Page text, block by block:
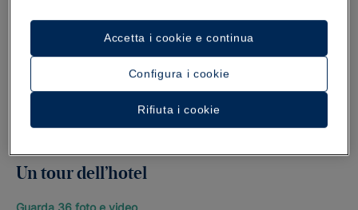
Un tour dell’hotel
Guarda 36 foto e video
Configura i cookie
Rifiuta i cookie
Accetta i cookie e continua